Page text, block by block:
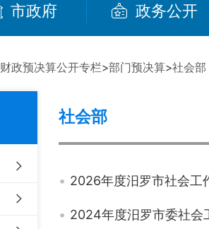
市政府 政务公开
财政预决算公开专栏>部门预决算>社会部
社会部
2026年度汨罗市社会工
2024年度汨罗市委社会